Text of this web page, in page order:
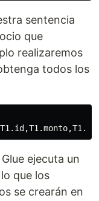
sentencia
que
realizaremos
todos los
ejecuta un
que los
se crearán en